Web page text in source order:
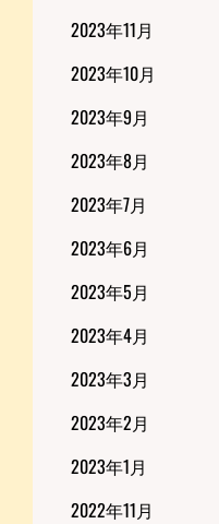
2023年11月
2023年10月
2023年9月
2023年8月
2023年7月
2023年6月
2023年5月
2023年4月
2023年3月
2023年2月
2023年1月
2022年11月